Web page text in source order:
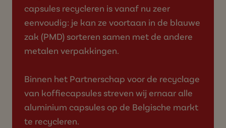
capsules recycleren is vanaf nu zeer
eenvoudig: je kan ze voortaan in de blauwe
zak (PMD) sorteren samen met de andere
metalen verpakkingen.
Binnen het Partnerschap voor de recyclage
van koffiecapsules streven wij ernaar alle
aluminium capsules op de Belgische markt
te recycleren.